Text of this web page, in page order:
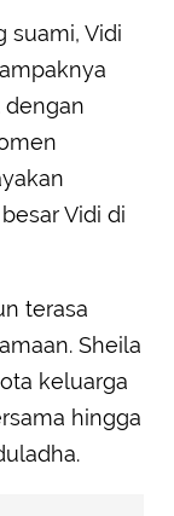
suami, Vidi
Vidi di
terasa
Sheila
keluarga
hingga